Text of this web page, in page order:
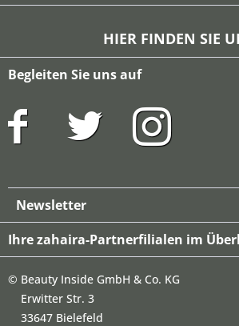
HIER FINDEN SIE
Begleiten Sie uns auf
Newsletter
Ihre zahaira-Partnerfilialen im
© Beauty Inside GmbH & Co. KG
Erwitter Str. 3
33647 Bielefeld